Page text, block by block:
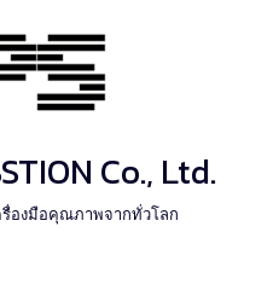
Co., Ltd.
รื่องมือคุณภาพจากทั่วโลก